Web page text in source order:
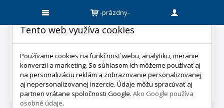
-prázdny-
Tento web využíva cookies
Používame cookies na funkčnosť webu, analytiku, meranie
konverzií a marketing. So súhlasom ich môžeme používať aj
na personalizáciu reklám a zobrazovanie personalizovanej
aj nepersonalizovanej inzercie. Údaje môžu spracúvať aj
partneri vrátane spoločnosti Google. Ako Google používa
osobné údaje.